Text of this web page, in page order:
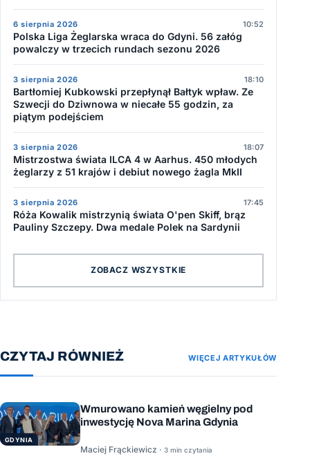
6 sierpnia 2026 10:52
Polska Liga Żeglarska wraca do Gdyni. 56 załóg
powalczy w trzecich rundach sezonu 2026
3 sierpnia 2026 18:10
Bartłomiej Kubkowski przepłynął Bałtyk wpław. Ze
Szwecji do Dziwnowa w niecałe 55 godzin, za
piątym podejściem
3 sierpnia 2026 18:07
Mistrzostwa świata ILCA 4 w Aarhus. 450 młodych
żeglarzy z 51 krajów i debiut nowego żagla MkII
3 sierpnia 2026 17:45
Róża Kowalik mistrzynią świata O'pen Skiff, brąz
Pauliny Szczepy. Dwa medale Polek na Sardynii
ZOBACZ WSZYSTKIE
CZYTAJ RÓWNIEŻ WIĘCEJ ARTYKUŁÓW
GDYNIA
Wmurowano kamień węgielny pod
inwestycję Nova Marina Gdynia
Maciej Frąckiewicz · 3 min czytania